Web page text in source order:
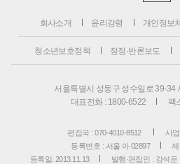
회사소개 윤리강령 개인정보
청소년보호정책 정정·반론보도
서울특별시 성동구 성수일로 39-34
대표전화 : 1800-6522
팩
편집국 : 070-4010-8512
사
등록번호 : 서울 아 02897
등록일: 2013.11.13
발행·편집인 : 강석운